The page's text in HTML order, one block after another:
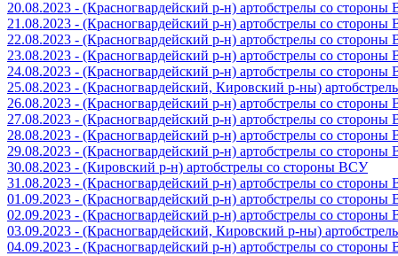
20.08.2023 - (Красногвардейский р-н) артобстрелы со
21.08.2023 - (Красногвардейский р-н) артобстрелы со
22.08.2023 - (Красногвардейский р-н) артобстрелы со
23.08.2023 - (Красногвардейский р-н) артобстрелы со
24.08.2023 - (Красногвардейский р-н) артобстрелы со
25.08.2023 - (Красногвардейский, Кировский р-ны)
26.08.2023 - (Красногвардейский р-н) артобстрелы со
27.08.2023 - (Красногвардейский р-н) артобстрелы со
28.08.2023 - (Красногвардейский р-н) артобстрелы со
29.08.2023 - (Красногвардейский р-н) артобстрелы со
30.08.2023 - (Кировский р-н) артобстрелы со стороны ВСУ
31.08.2023 - (Красногвардейский р-н) артобстрелы со
01.09.2023 - (Красногвардейский р-н) артобстрелы со
02.09.2023 - (Красногвардейский р-н) артобстрелы со
03.09.2023 - (Красногвардейский, Кировский р-ны)
04.09.2023 - (Красногвардейский р-н) артобстрелы со